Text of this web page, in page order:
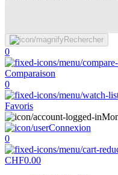
Rechercher
0
Comparaison
0
Favoris
Connexion
0
CHF0.00